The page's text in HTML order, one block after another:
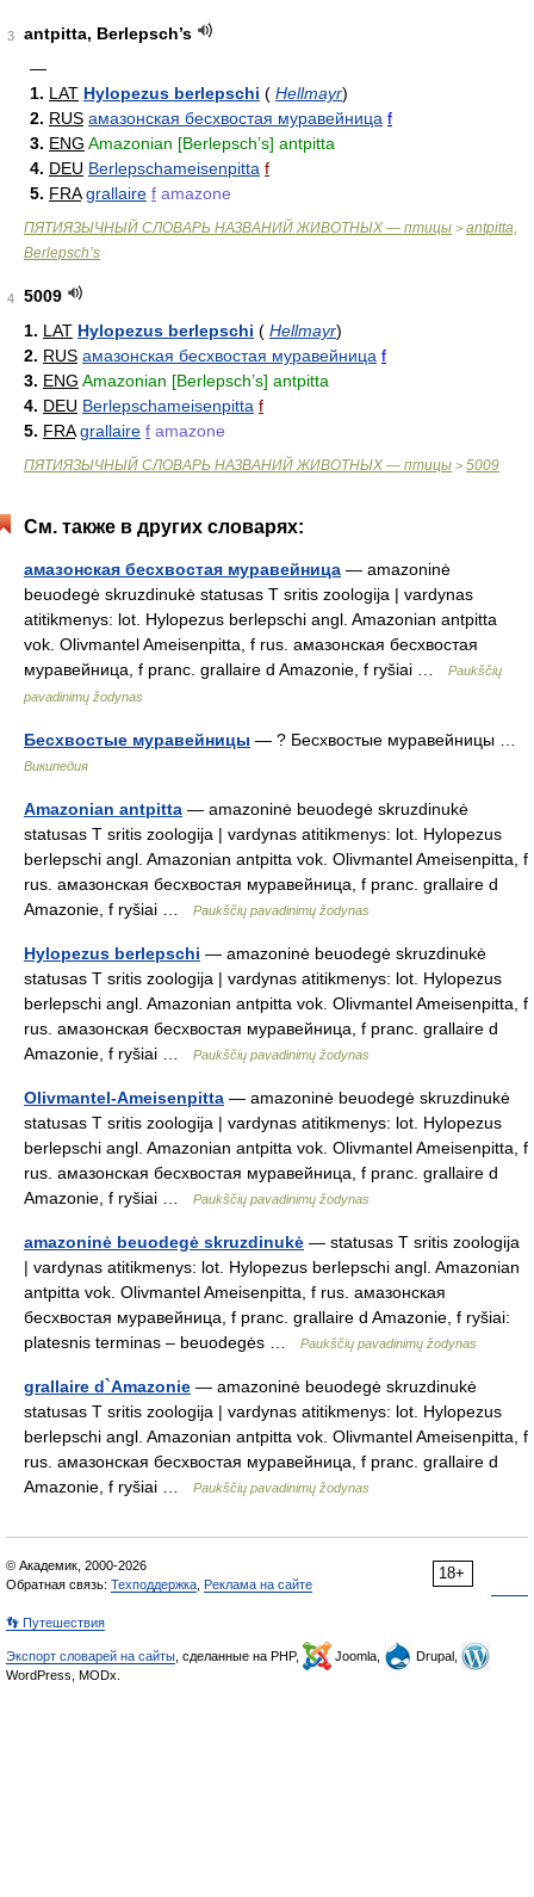
3
antpitta, Berlepsch’s
—
1. LAT Hylopezus berlepschi ( Hellmayr)
2. RUS амазонская бесхвостая муравейница f
3. ENG Amazonian [Berlepsch’s] antpitta
4. DEU Berlepschameisenpitta f
5. FRA grallaire f amazone
ПЯТИЯЗЫЧНЫЙ СЛОВАРЬ НАЗВАНИЙ ЖИВОТНЫХ — птицы > antpitta,
Berlepsch’s
4
5009
1. LAT Hylopezus berlepschi ( Hellmayr)
2. RUS амазонская бесхвостая муравейница f
3. ENG Amazonian [Berlepsch’s] antpitta
4. DEU Berlepschameisenpitta f
5. FRA grallaire f amazone
ПЯТИЯЗЫЧНЫЙ СЛОВАРЬ НАЗВАНИЙ ЖИВОТНЫХ — птицы > 5009
См. также в других словарях:
амазонская бесхвостая муравейница — amazoninė
beuodegė skruzdinukė statusas T sritis zoologija | vardynas
atitikmenys: lot. Hylopezus berlepschi angl. Amazonian antpitta
vok. Olivmantel Ameisenpitta, f rus. амазонская бесхвостая
муравейница, f pranc. grallaire d Amazonie, f ryšiai …
Paukščių
pavadinimų žodynas
Бесхвостые муравейницы — ? Бесхвостые муравейницы …
Википедия
Amazonian antpitta — amazoninė beuodegė skruzdinukė
statusas T sritis zoologija | vardynas atitikmenys: lot. Hylopezus
berlepschi angl. Amazonian antpitta vok. Olivmantel Ameisenpitta, f
rus. амазонская бесхвостая муравейница, f pranc. grallaire d
Amazonie, f ryšiai …
Paukščių pavadinimų žodynas
Hylopezus berlepschi — amazoninė beuodegė skruzdinukė
statusas T sritis zoologija | vardynas atitikmenys: lot. Hylopezus
berlepschi angl. Amazonian antpitta vok. Olivmantel Ameisenpitta, f
rus. амазонская бесхвостая муравейница, f pranc. grallaire d
Amazonie, f ryšiai …
Paukščių pavadinimų žodynas
Olivmantel-Ameisenpitta — amazoninė beuodegė skruzdinukė
statusas T sritis zoologija | vardynas atitikmenys: lot. Hylopezus
berlepschi angl. Amazonian antpitta vok. Olivmantel Ameisenpitta, f
rus. амазонская бесхвостая муравейница, f pranc. grallaire d
Amazonie, f ryšiai …
Paukščių pavadinimų žodynas
amazoninė beuodegė skruzdinukė — statusas T sritis zoologija
| vardynas atitikmenys: lot. Hylopezus berlepschi angl. Amazonian
antpitta vok. Olivmantel Ameisenpitta, f rus. амазонская
бесхвостая муравейница, f pranc. grallaire d Amazonie, f ryšiai:
platesnis terminas – beuodegės …
Paukščių pavadinimų žodynas
grallaire d`Amazonie — amazoninė beuodegė skruzdinukė
statusas T sritis zoologija | vardynas atitikmenys: lot. Hylopezus
berlepschi angl. Amazonian antpitta vok. Olivmantel Ameisenpitta, f
rus. амазонская бесхвостая муравейница, f pranc. grallaire d
Amazonie, f ryšiai …
Paukščių pavadinimų žodynas
18+
© Академик, 2000-2026
Обратная связь: Техподдержка Реклама на сайте
👣 Путешествия
Экспорт словарей на сайты , сделанные на PHP, Joomla,
Drupal,
WordPress, MODx.